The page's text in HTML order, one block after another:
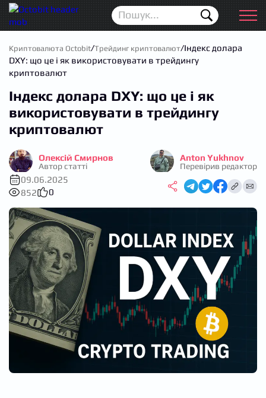
Новини
Для початківців
Аірдропи
Криптовалюта
Біржі
Трейдинг
Гаманці
Календар ICO
Прогноз цін
Криптовалюта Octobit/Трейдинг криптовалют/Індекс долара
DXY: що це і як використовувати в трейдингу
криптовалют
Індекс долара DXY: що це і як
використовувати в трейдингу
криптовалют
Олексій Смирнов
Автор статті
Anton Yukhnov
Перевірив редактор
09.06.2025
852
0